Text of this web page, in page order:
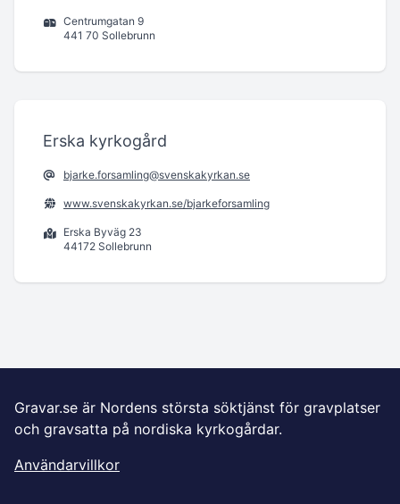
Centrumgatan 9
441 70 Sollebrunn
Erska kyrkogård
bjarke.forsamling@svenskakyrkan.se
www.svenskakyrkan.se/bjarkeforsamling
Erska Byväg 23
44172 Sollebrunn
Gravar.se är Nordens största söktjänst för gravplatser
och gravsatta på nordiska kyrkogårdar.
Användarvillkor